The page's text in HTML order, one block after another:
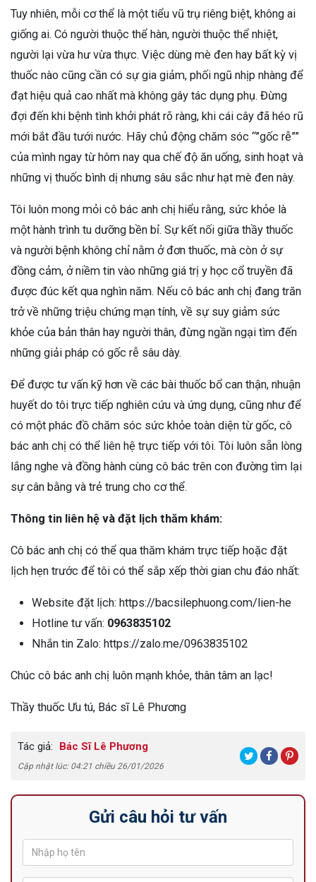
Tuy nhiên, mỗi cơ thể là một tiểu vũ trụ riêng biệt, không ai
giống ai. Có người thuộc thể hàn, người thuộc thể nhiệt,
người lại vừa hư vừa thực. Việc dùng mè đen hay bất kỳ vị
thuốc nào cũng cần có sự gia giảm, phối ngũ nhịp nhàng để
đạt hiệu quả cao nhất mà không gây tác dụng phụ. Đừng
đợi đến khi bệnh tình khởi phát rõ ràng, khi cái cây đã héo rũ
mới bắt đầu tưới nước. Hãy chủ động chăm sóc “”gốc rễ””
của mình ngay từ hôm nay qua chế độ ăn uống, sinh hoạt và
những vị thuốc bình dị nhưng sâu sắc như hạt mè đen này.
Tôi luôn mong mỏi cô bác anh chị hiểu rằng, sức khỏe là
một hành trình tu dưỡng bền bỉ. Sự kết nối giữa thầy thuốc
và người bệnh không chỉ nằm ở đơn thuốc, mà còn ở sự
đồng cảm, ở niềm tin vào những giá trị y học cổ truyền đã
được đúc kết qua nghìn năm. Nếu cô bác anh chị đang trăn
trở về những triệu chứng mạn tính, về sự suy giảm sức
khỏe của bản thân hay người thân, đừng ngần ngại tìm đến
những giải pháp có gốc rễ sâu dày.
Để được tư vấn kỹ hơn về các bài thuốc bổ can thận, nhuận
huyết do tôi trực tiếp nghiên cứu và ứng dụng, cũng như để
có một phác đồ chăm sóc sức khỏe toàn diện từ gốc, cô
bác anh chị có thể liên hệ trực tiếp với tôi. Tôi luôn sẵn lòng
lắng nghe và đồng hành cùng cô bác trên con đường tìm lại
sự cân bằng và trẻ trung cho cơ thể.
Thông tin liên hệ và đặt lịch thăm khám:
Cô bác anh chị có thể qua thăm khám trực tiếp hoặc đặt
lịch hẹn trước để tôi có thể sắp xếp thời gian chu đáo nhất:
Website đặt lịch: https://bacsilephuong.com/lien-he
Hotline tư vấn: 0963835102
Nhắn tin Zalo: https://zalo.me/0963835102
Chúc cô bác anh chị luôn mạnh khỏe, thân tâm an lạc!
Thầy thuốc Ưu tú, Bác sĩ Lê Phương
Tác giả: Bác Sĩ Lê Phương
Cập nhật lúc: 04:21 chiều 26/01/2026
Gửi câu hỏi tư vấn